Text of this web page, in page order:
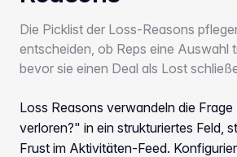
Die Picklist der Loss-Reasons
entscheiden, ob Reps eine Auswahl
bevor sie einen Deal als Lost
Loss Reasons verwandeln die Frage
verloren?" in ein strukturiertes Feld,
Frust im Aktivitäten-Feed.